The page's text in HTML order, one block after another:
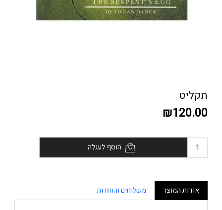
תקליט
₪120.00
הוסף לעגלה
אודות המוצר משלוחים והחזרות